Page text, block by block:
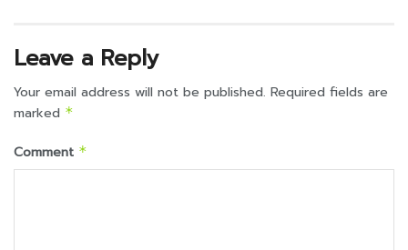
Leave a Reply
Your email address will not be published. Required fields are
marked *
Comment *